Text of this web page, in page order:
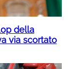
della
via scortato